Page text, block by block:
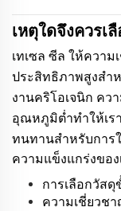
เหตุใดจึงควรเลื
เทเซล ซีล ให้ควา
ประสิทธิภาพสูงสำ
งานคริโอเจนิก คว
อุณหภูมิต่ำทำให้เร
ทนทานสำหรับการ
ความแข็งแกร่งของ
การเลือกวัส
ความเชี่ยวช